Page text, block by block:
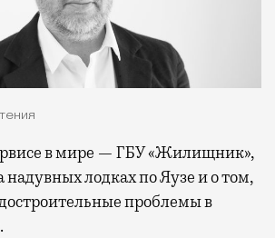
надувных лодках по Яузе и о том,
проблемы в